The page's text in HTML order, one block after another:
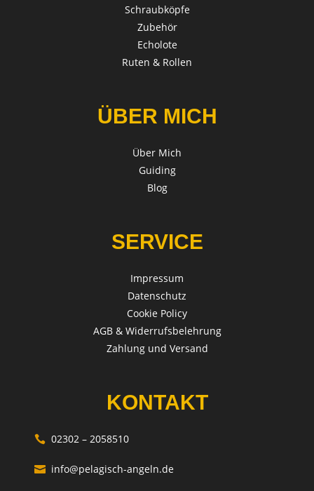
Schraubköpfe
Zubehör
Echolote
Ruten & Rollen
ÜBER MICH
Über Mich
Guiding
Blog
SERVICE
Impressum
Datenschutz
Cookie Policy
AGB & Widerrufsbelehrung
Zahlung und Versand
KONTAKT
 02302 – 2058510
 info@pelagisch-angeln.de